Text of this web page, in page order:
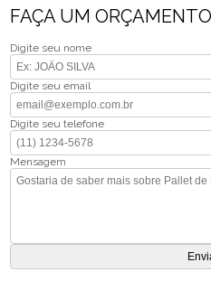
FAÇA UM ORÇAMENTO
Digite seu nome
Digite seu email
Digite seu telefone
Mensagem